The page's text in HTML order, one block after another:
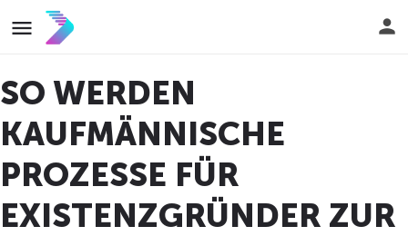
SO WERDEN
KAUFMÄNNISCHE
PROZESSE FÜR
EXISTENZGRÜNDER ZUR